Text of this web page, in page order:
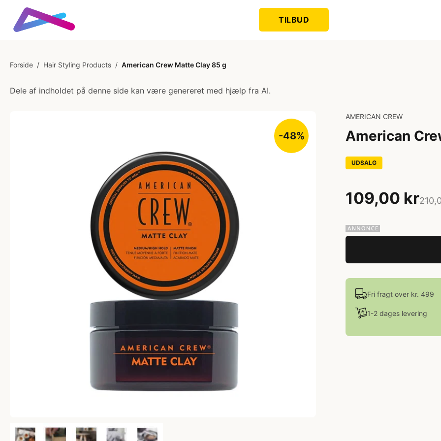
TILBUD
Forside / Hair Styling Products / American Crew Matte Clay 85 g
Dele af indholdet på denne side kan være genereret med hjælp fra AI.
-48%
AMERICAN CREW
American
UDSALG
109,00 kr
Fri fragt over kr. 499
1-2 dages levering